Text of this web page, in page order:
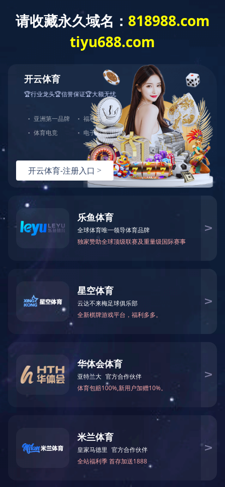
云开体育